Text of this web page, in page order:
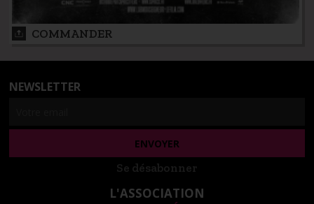
COMMANDER
NEWSLETTER
Se désabonner
L'ASSOCIATION